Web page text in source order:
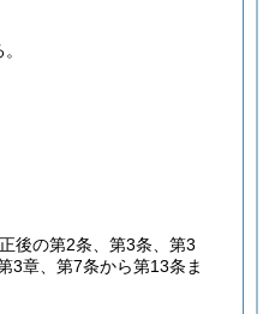
後の第2条、第3条、第3
3章、第7条から第13条ま